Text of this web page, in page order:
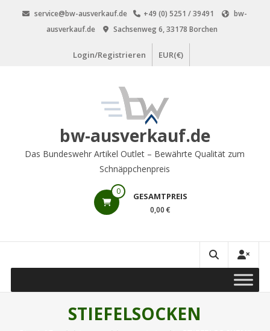
service@bw-ausverkauf.de +49 (0) 5251 / 39491
bw-
ausverkauf.de
Sachsenweg 6, 33178 Borchen
Login/Registrieren EUR(€)
bw-ausverkauf.de
Das Bundeswehr Artikel Outlet – Bewährte Qualität zum
Schnäppchenpreis
0 GESAMTPREIS
0,00 €
STIEFELSOCKEN